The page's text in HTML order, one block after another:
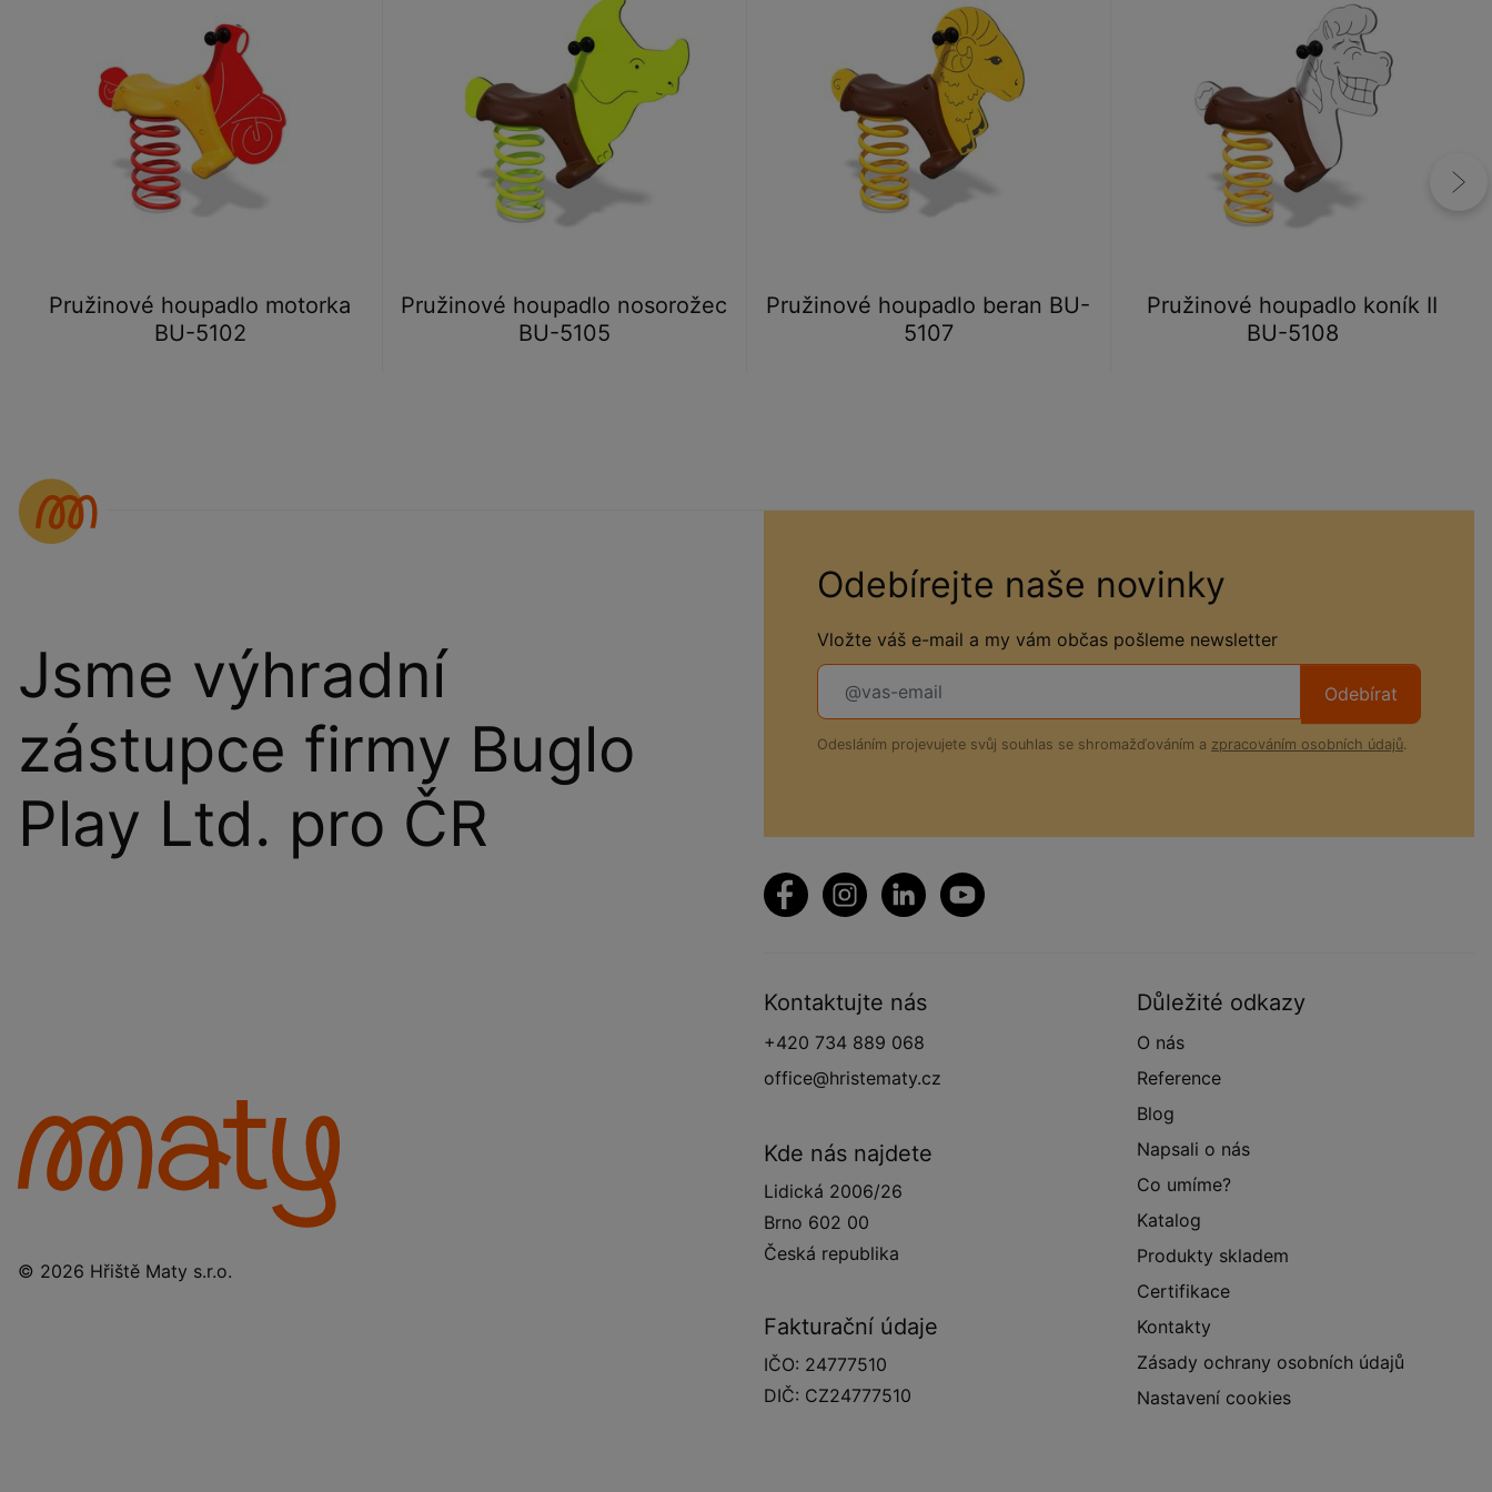
Pružinové houpadlo motorka
BU-5102
Pružinové houpadlo nosorožec
BU-5105
Pružinové houpadlo beran BU-
5107
Pružinové houpadlo koník II
BU-5108
Jsme výhradní
zástupce firmy Buglo
Play Ltd. pro ČR
Odebírejte naše novinky
Vložte váš e-mail a my vám občas pošleme newsletter
Odebírat
Odesláním projevujete svůj souhlas se shromažďováním a zpracováním osobních údajů.
Kontaktujte nás
+420 734 889 068
office@hristematy.cz
Kde nás najdete
Lidická 2006/26
Brno 602 00
Česká republika
Fakturační údaje
IČO: 24777510
DIČ: CZ24777510
Důležité odkazy
O nás
Reference
Blog
Napsali o nás
Co umíme?
Katalog
Produkty skladem
Certifikace
Kontakty
Zásady ochrany osobních údajů
Nastavení cookies
© 2026 Hřiště Maty s.r.o.